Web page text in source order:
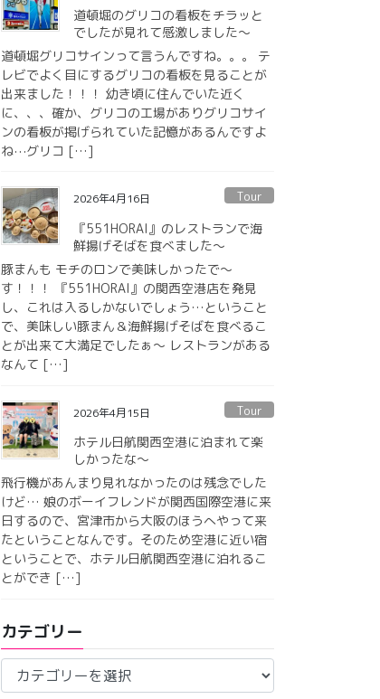
道頓堀のグリコの看板をチラッと
でしたが見れて感激しました〜
道頓堀グリコサインって言うんですね。。。 テ
レビでよく目にするグリコの看板を見ることが
出来ました！！！ 幼き頃に住んでいた近く
に、、、確か、グリコの工場がありグリコサイ
ンの看板が掲げられていた記憶があるんですよ
ね⋯グリコ […]
2026年4月16日 Tour
『551HORAI』のレストランで海
鮮揚げそばを食べました〜
豚まんも モチのロンで美味しかったで〜
す！！！ 『551HORAI』の関西空港店を発見
し、これは入るしかないでしょう…ということ
で、美味しい豚まん＆海鮮揚げそばを食べるこ
とが出来て大満足でしたぁ〜 レストランがある
なんて […]
2026年4月15日 Tour
ホテル日航関西空港に泊まれて楽
しかったな〜
飛行機があんまり見れなかったのは残念でした
けど… 娘のボーイフレンドが関西国際空港に来
日するので、宮津市から大阪のほうへやって来
たということなんです。そのため空港に近い宿
ということで、ホテル日航関西空港に泊れるこ
とができ […]
カテゴリー
テ